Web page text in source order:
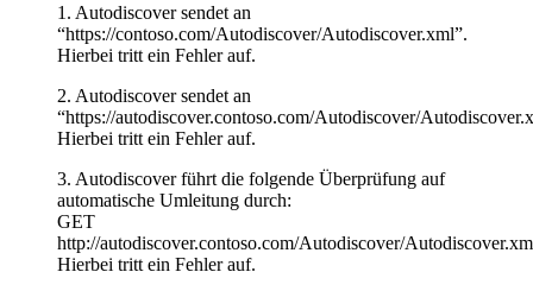
1. Autodiscover sendet an
“https://contoso.com/Autodiscover/Autodiscover.xml”.
Hierbei tritt ein Fehler auf.
2. Autodiscover sendet an
“https://autodiscover.contoso.com/Autodiscover/
Hierbei tritt ein Fehler auf.
3. Autodiscover führt die folgende Überprüfung auf
automatische Umleitung durch:
GET
http://autodiscover.contoso.com/Autodiscover/
Hierbei tritt ein Fehler auf.